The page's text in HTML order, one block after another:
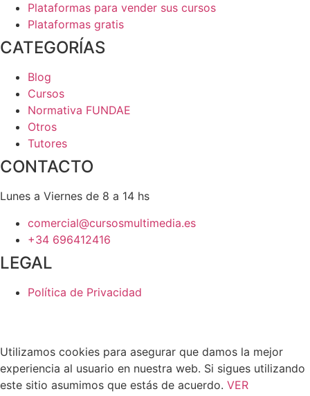
Plataformas para vender sus cursos
Plataformas gratis
CATEGORÍAS
Blog
Cursos
Normativa FUNDAE
Otros
Tutores
CONTACTO
Lunes a Viernes de 8 a 14 hs
comercial@cursosmultimedia.es
+34 696412416
LEGAL
Política de Privacidad
Utilizamos cookies para asegurar que damos la mejor
experiencia al usuario en nuestra web. Si sigues utilizando
este sitio asumimos que estás de acuerdo. VER